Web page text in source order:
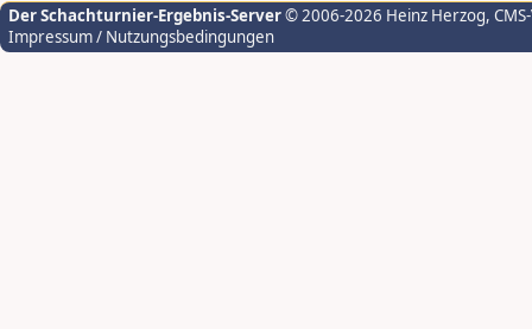
Der Schachturnier-Ergebnis-Server© 2006-2026 Heinz Herzog,
Impressum / Nutzungsbedingungen